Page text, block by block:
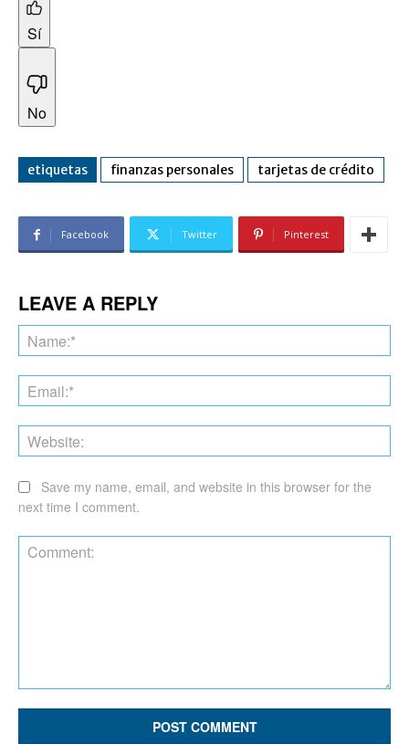
Sí
No
etiquetas finanzas personales tarjetas de crédito
Facebook Twitter Pinterest
LEAVE A REPLY
Save my name, email, and website in this browser for the
next time I comment.